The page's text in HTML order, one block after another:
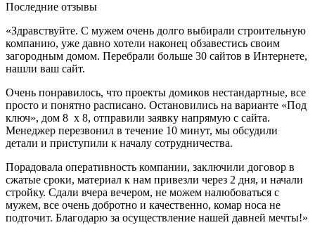
Последние отзывы
«Здравствуйте. С мужем очень долго выбирали строительную
компанию, уже давно хотели наконец обзавестись своим
загородным домом. Перебрали больше 30 сайтов в Интернете,
нашли ваш сайт.
Очень понравилось, что проекты домиков нестандартные, все
просто и понятно расписано. Остановились на варианте «Под
ключ», дом 8 х 8, отправили заявку напрямую с сайта.
Менеджер перезвонил в течение 10 минут, мы обсудили
детали и приступили к началу сотрудничества.
Порадовала оперативность компании, заключили договор в
сжатые сроки, материал к нам привезли через 2 дня, и начали
стройку. Сдали вчера вечером, не можем налюбоваться с
мужем, все очень добротно и качественно, комар носа не
подточит. Благодарю за осуществление нашей давней мечты!»